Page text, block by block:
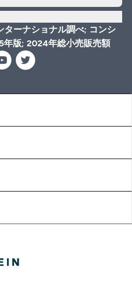
ターナショナル調べ; コンシ
年版; 2024年総小売販売額